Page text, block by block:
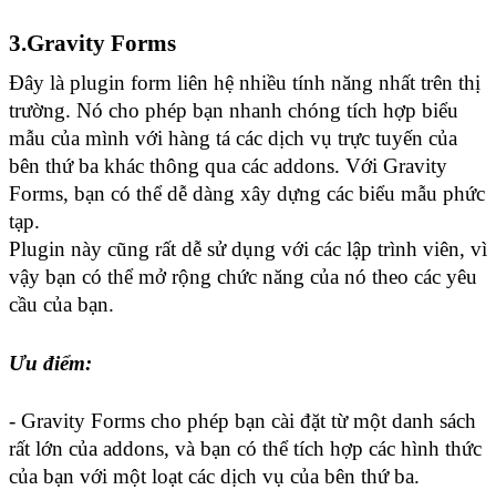
3.Gravity Forms
Đây là plugin form liên hệ nhiều tính năng nhất trên thị
trường. Nó cho phép bạn nhanh chóng tích hợp biểu
mẫu của mình với hàng tá các dịch vụ trực tuyến của
bên thứ ba khác thông qua các addons. Với Gravity
Forms, bạn có thể dễ dàng xây dựng các biểu mẫu phức
tạp.
Plugin này cũng rất dễ sử dụng với các lập trình viên, vì
vậy bạn có thể mở rộng chức năng của nó theo các yêu
cầu của bạn.
Ưu điểm:
- Gravity Forms cho phép bạn cài đặt từ một danh sách
rất lớn của addons, và bạn có thể tích hợp các hình thức
của bạn với một loạt các dịch vụ của bên thứ ba.